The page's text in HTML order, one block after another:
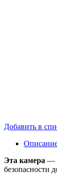
Добавить в
Эта камера —
безопасности